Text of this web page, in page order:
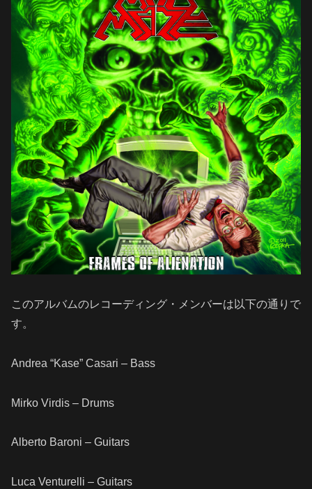
このアルバムのレコーディング・メンバーは以下の通りで
す。
Andrea “Kase” Casari – Bass
Mirko Virdis – Drums
Alberto Baroni – Guitars
Luca Venturelli – Guitars